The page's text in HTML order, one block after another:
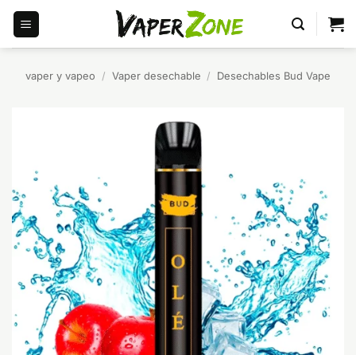
Saltar
contenido
vaper y vapeo / Vaper desechable / Desechables Bud Vape